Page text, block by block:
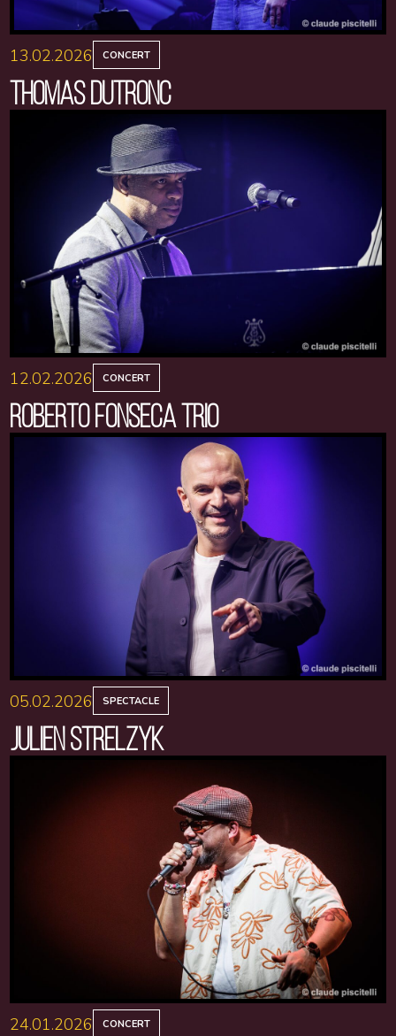
13.02.2026 CONCERT
THOMAS DUTRONC
12.02.2026 CONCERT
ROBERTO FONSECA TRIO
05.02.2026 SPECTACLE
JULIEN STRELZYK
24.01.2026 CONCERT